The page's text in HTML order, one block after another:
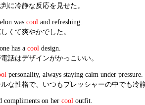
に冷静な反応を見せた。
was cool and refreshing.
くて爽やかでした。
has a cool design.
話はデザインがかっこいい。
personality, always staying calm under pressure.
な性格で、いつもプレッシャーの中でも冷
compliments on her cool outfit.